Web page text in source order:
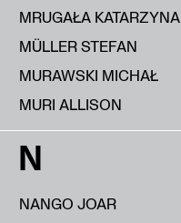
MRUGAŁA KATARZYNA
MÜLLER STEFAN
MURAWSKI MICHAŁ
MURI ALLISON
N
NANGO JOAR